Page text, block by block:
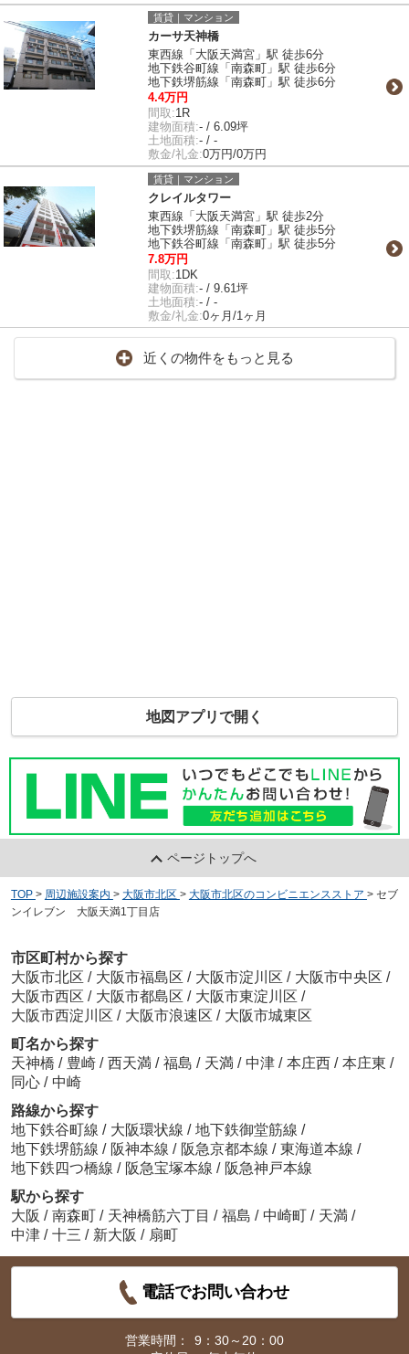
賃貸｜マンション
カーサ天神橋
東西線「大阪天満宮」駅 徒歩6分
地下鉄谷町線「南森町」駅 徒歩6分
地下鉄堺筋線「南森町」駅 徒歩6分
4.4万円
間取:1R
建物面積:- / 6.09坪
土地面積:- / -
敷金/礼金:0万円/0万円
賃貸｜マンション
クレイルタワー
東西線「大阪天満宮」駅 徒歩2分
地下鉄堺筋線「南森町」駅 徒歩5分
地下鉄谷町線「南森町」駅 徒歩5分
7.8万円
間取:1DK
建物面積:- / 9.61坪
土地面積:- / -
敷金/礼金:0ヶ月/1ヶ月
近くの物件をもっと見る
地図アプリで開く
ページトップへ
TOP > 周辺施設案内 > 大阪市北区 > 大阪市北区のコンビニエンスストア > セブ
ンイレブン 大阪天満1丁目店
市区町村から探す
大阪市北区 / 大阪市福島区 / 大阪市淀川区 / 大阪市中央区 /
大阪市西区 / 大阪市都島区 / 大阪市東淀川区 /
大阪市西淀川区 / 大阪市浪速区 / 大阪市城東区
町名から探す
天神橋 / 豊崎 / 西天満 / 福島 / 天満 / 中津 / 本庄西 / 本庄東 /
同心 / 中崎
路線から探す
地下鉄谷町線 / 大阪環状線 / 地下鉄御堂筋線 /
地下鉄堺筋線 / 阪神本線 / 阪急京都本線 / 東海道本線 /
地下鉄四つ橋線 / 阪急宝塚本線 / 阪急神戸本線
駅から探す
大阪 / 南森町 / 天神橋筋六丁目 / 福島 / 中崎町 / 天満 /
中津 / 十三 / 新大阪 / 扇町
電話でお問い合わせ
営業時間：
9：30～20：00